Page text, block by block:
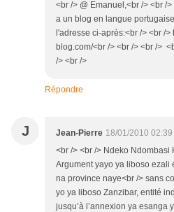
<br /> @ Emanuel,<br /> <br /
a un blog en langue
l'adresse ci-après:<br /> <br /
blog.com/<br /> <br /> <br />
/> <br />
Répondre
J Jean-Pierre 18/01/2010 02:39
<br /> <br /> Ndeko Ndombasi
Argument yayo ya liboso ezali
na province naye<br /> sans
yo ya liboso Zanzibar, entité
jusqu’à l’annexion ya esanga